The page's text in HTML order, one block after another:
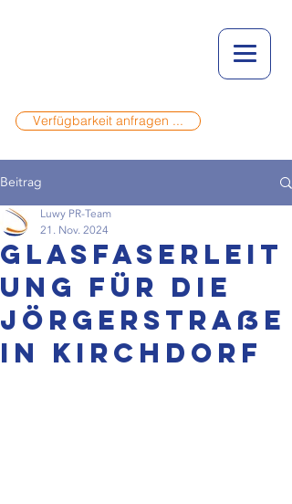
Verfügbarkeit anfragen ...
Beitrag
Glasfaserleit
ung für die
Jörgerstraße
in Kirchdorf
Luwy PR-Team
21. Nov. 2024